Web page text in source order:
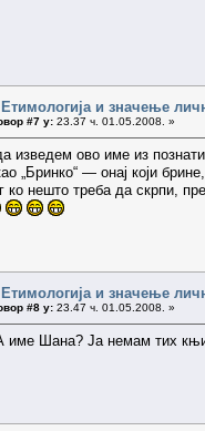
и значење
#7 у: 23.37 ч. 01.05.2008. »
изведем ово име из
„Бринко“ — онај који
ко нешто треба да скрпи,
и значење
#8 у: 23.47 ч. 01.05.2008. »
име Шана? Ја немам тих